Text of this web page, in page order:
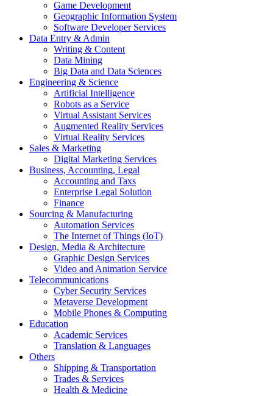
Game Development
Geographic Information System
Software Developer Services
Data Entry & Admin
Writing & Content
Data Mining
Big Data and Data Sciences
Engineering & Science
Artificial Intelligence
Robots as a Service
Virtual Assistant Services
Augmented Reality Services
Virtual Reality Services
Sales & Marketing
Digital Marketing Services
Business, Accounting, Legal
Accounting and Taxs
Enterprise Legal Solution
Finance
Sourcing & Manufacturing
Automation Services
The Internet of Things (IoT)
Design, Media & Architecture
Graphic Design Services
Video and Animation Service
Telecommunications
Cyber Security Services
Metaverse Development
Mobile Phones & Computing
Education
Academic Services
Translation & Languages
Others
Shipping & Transportation
Trades & Services
Health & Medicine